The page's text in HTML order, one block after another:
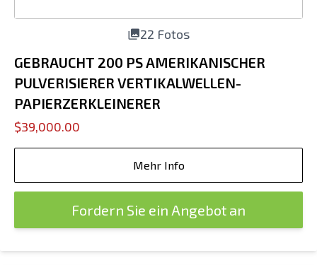
22 Fotos
GEBRAUCHT 200 PS AMERIKANISCHER
PULVERISIERER VERTIKALWELLEN-
PAPIERZERKLEINERER
$39,000.00
Mehr Info
Fordern Sie ein Angebot an